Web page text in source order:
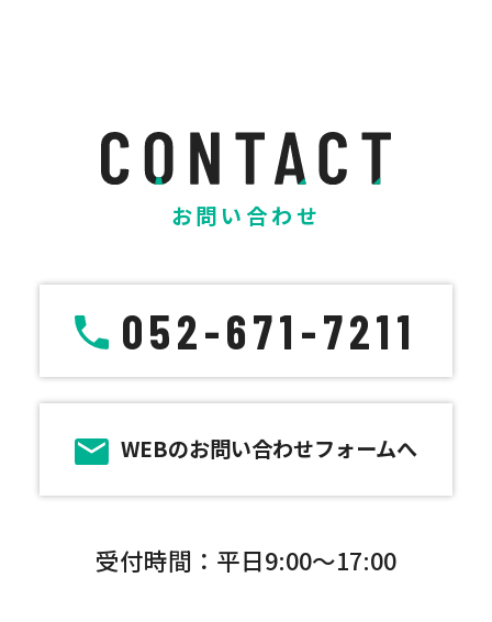
お問い合わせ
052-671-7211
WEBのお問い合わせフォームへ
受付時間：平日9:00～17:00